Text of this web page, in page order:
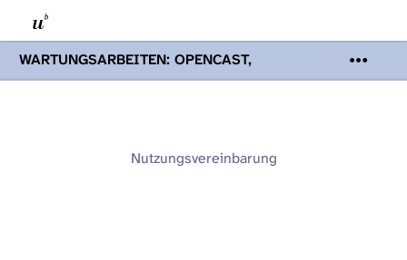
WARTUNGSARBEITEN: OPENCAST,
PODCASTS & TOBIRA
Mi 19. August
Opencast-Videos und Tobira nicht zur
Nutzungsvereinbarung